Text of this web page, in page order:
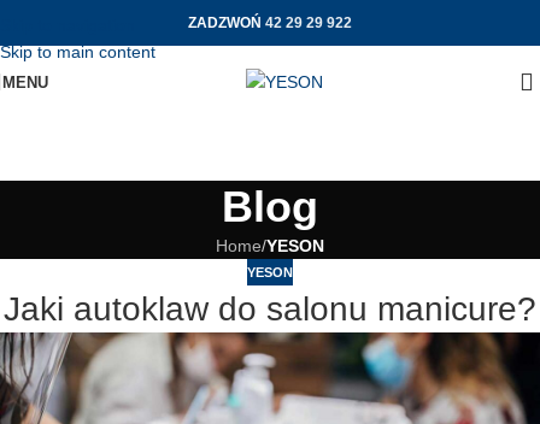
Skip to main content
ZADZWOŃ 42 29 29 922
MENU
Blog
Home/YESON
YESON
Jaki autoklaw do salonu manicure?